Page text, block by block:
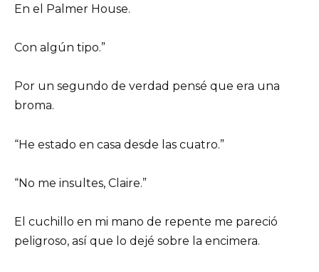
En el Palmer House.
Con algún tipo.”
Por un segundo de verdad pensé que era una
broma.
“He estado en casa desde las cuatro.”
“No me insultes, Claire.”
El cuchillo en mi mano de repente me pareció
peligroso, así que lo dejé sobre la encimera.